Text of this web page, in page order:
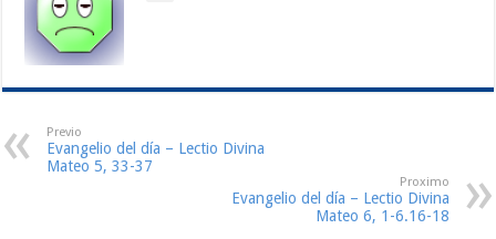
Previo
Evangelio del día – Lectio Divina
Mateo 5, 33-37
Proximo
Evangelio del día – Lectio Divina
Mateo 6, 1-6.16-18